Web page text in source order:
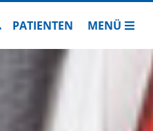
Zur Seitensuche
PATIENTEN MENÜ